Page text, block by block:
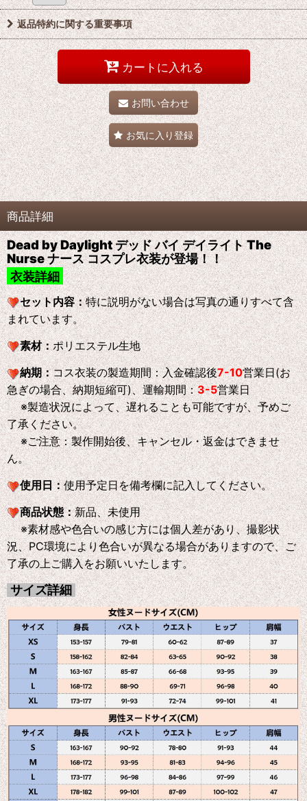
返品特約に関する重要事項
カートに入れる
お問い合わせ
お気に入り登録
商品詳細
Dead by Daylight デッド バイ デイライト The
Nurse ナース コスプレ衣装が登場！！
衣装詳細
セット内容：特に説明がない場合は写真の通りすべて含
まれています。
素材：ポリエステル生地
納期：コス衣装の製造期間：入金確認後7-10営業日(お
急ぎの場合、納期短縮可)、運輸期間：3-5営業日
※製造状況によって、遅れることも可能ですが、予めご
了承ください。
※ご注意：製作開始後、キャンセル・返金はできませ
ん。
使用日：使用予定日を備考欄に記入してください。
商品状態：新品、未使用
※素材感や色合いの感じ方には個人差があり、撮影状
況、PC環境により色合いが異なる場合がありますので、ご
了承の上ご購入をお願いいたします。
サイズ詳細